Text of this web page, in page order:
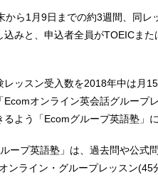
から1⽉9⽇までの約3週間、同
込みと、申込者全員がTOEICま
レッスン受⼊数を2018年中は⽉
オンライン英会話グループ
よう「Ecomグループ英語塾」に
ープ英語塾」は、過去問や公式
ンライン・グループレッスン(45